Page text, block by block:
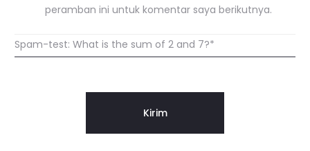
peramban ini untuk komentar saya berikutnya.
Spam-test: What is the sum of 2 and 7?*